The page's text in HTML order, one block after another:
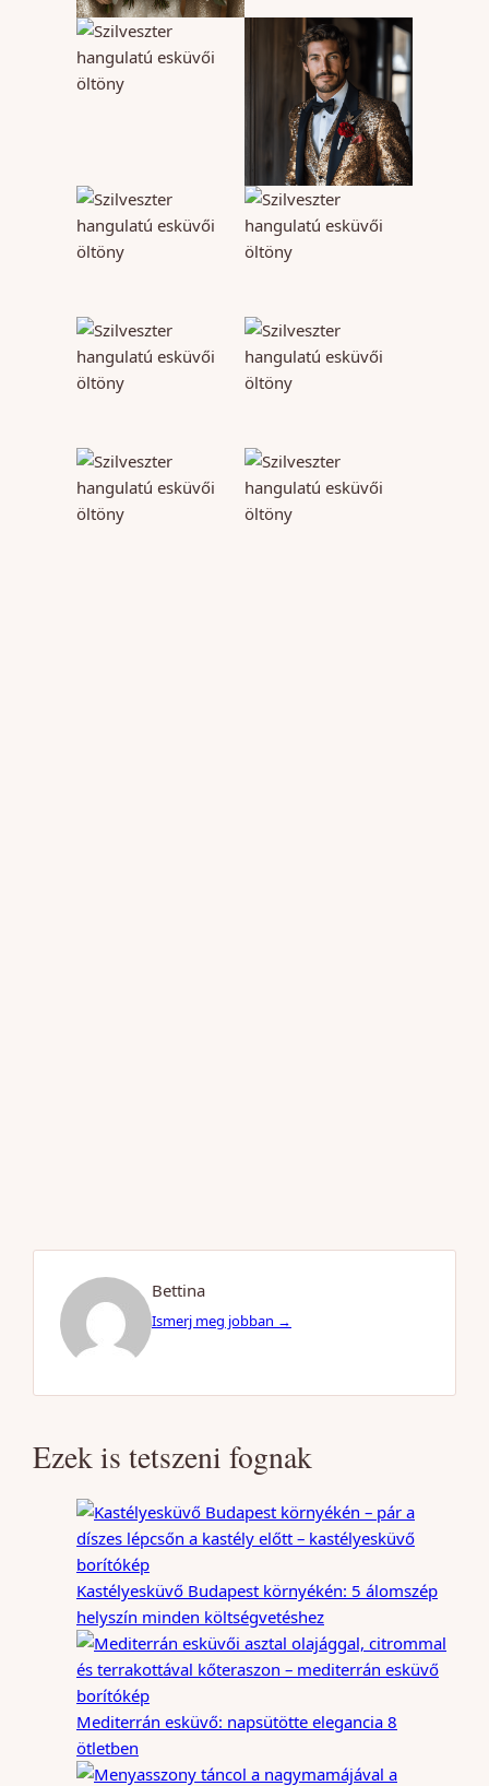
Bettina
Ismerj meg jobban →
Ezek is tetszeni fognak
Kastélyesküvő Budapest környékén: 5 álomszép
helyszín minden költségvetéshez
Mediterrán esküvő: napsütötte elegancia 8
ötletben